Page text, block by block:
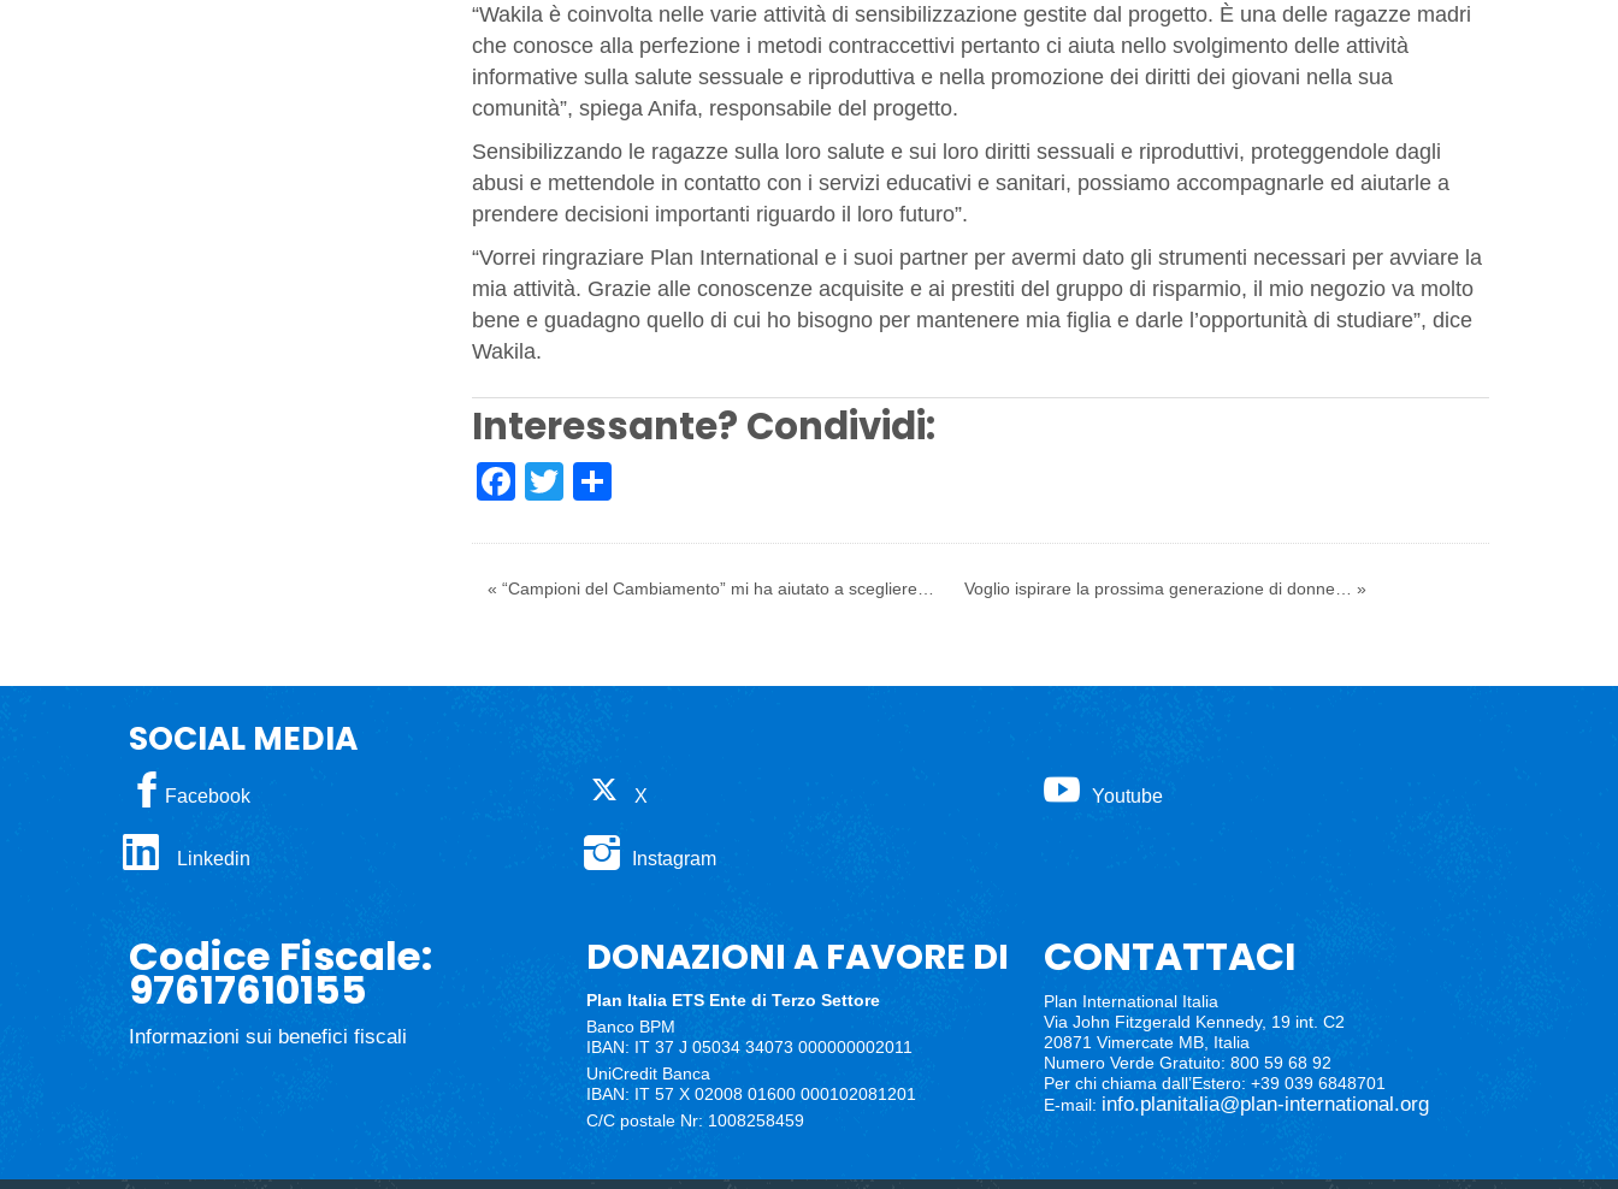
“Wakila è coinvolta nelle varie attività di sensibilizzazione gestite dal progetto. È una delle ragazze madri
che conosce alla perfezione i metodi contraccettivi pertanto ci aiuta nello svolgimento delle attività
informative sulla salute sessuale e riproduttiva e nella promozione dei diritti dei giovani nella sua
comunità”, spiega Anifa, responsabile del progetto.
Sensibilizzando le ragazze sulla loro salute e sui loro diritti sessuali e riproduttivi, proteggendole dagli
abusi e mettendole in contatto con i servizi educativi e sanitari, possiamo accompagnarle ed aiutarle a
prendere decisioni importanti riguardo il loro futuro”.
“Vorrei ringraziare Plan International e i suoi partner per avermi dato gli strumenti necessari per avviare la
mia attività. Grazie alle conoscenze acquisite e ai prestiti del gruppo di risparmio, il mio negozio va molto
bene e guadagno quello di cui ho bisogno per mantenere mia figlia e darle l’opportunità di studiare”, dice
Wakila.
Interessante? Condividi:
Facebook
Twitter
« “Campioni del Cambiamento” mi ha aiutato a scegliere… Voglio ispirare la prossima generazione di donne… »
SOCIAL MEDIA
Facebook X Youtube
Linkedin Instagram
Codice Fiscale:
97617610155
Informazioni sui benefici fiscali
DONAZIONI A FAVORE DI
Plan Italia ETS Ente di Terzo Settore
Banco BPM
IBAN: IT 37 J 05034 34073 000000002011
UniCredit Banca
IBAN: IT 57 X 02008 01600 000102081201
C/C postale Nr: 1008258459
CONTATTACI
Plan International Italia
Via John Fitzgerald Kennedy, 19 int. C2
20871 Vimercate MB, Italia
Numero Verde Gratuito: 800 59 68 92
Per chi chiama dall’Estero: +39 039 6848701
E-mail: info.planitalia@plan-international.org